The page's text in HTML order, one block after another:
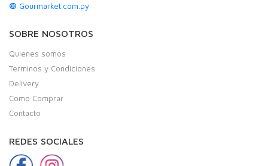
Gourmarket.com.py
SOBRE NOSOTROS
Quienes somos
Terminos y Condiciones
Delivery
Como Comprar
Contacto
REDES SOCIALES